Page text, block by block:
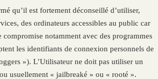
qu’il est fortement déconseillé d’utiliser,
des ordinateurs accessibles au public car
compromise notamment avec des programmes
les identifiants de connexion personnels de
»). L’Utilisateur ne doit pas utiliser un
usuellement « jailbreaké » ou « rooté ».